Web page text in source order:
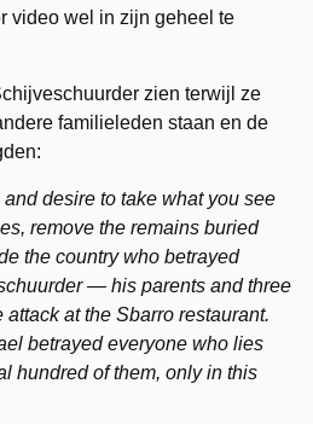
video wel in zijn geheel te
zien terwijl ze
familieleden staan en de
desire to take what you see
remove the remains buried
the country who betrayed
— his parents and three
at the Sbarro restaurant.
betrayed everyone who lies
hundred of them, only in this